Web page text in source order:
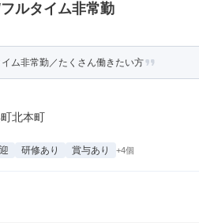
ルタイム非常勤
ム非常勤／たくさん働きたい方
北本町
研修あり 賞与あり +4個